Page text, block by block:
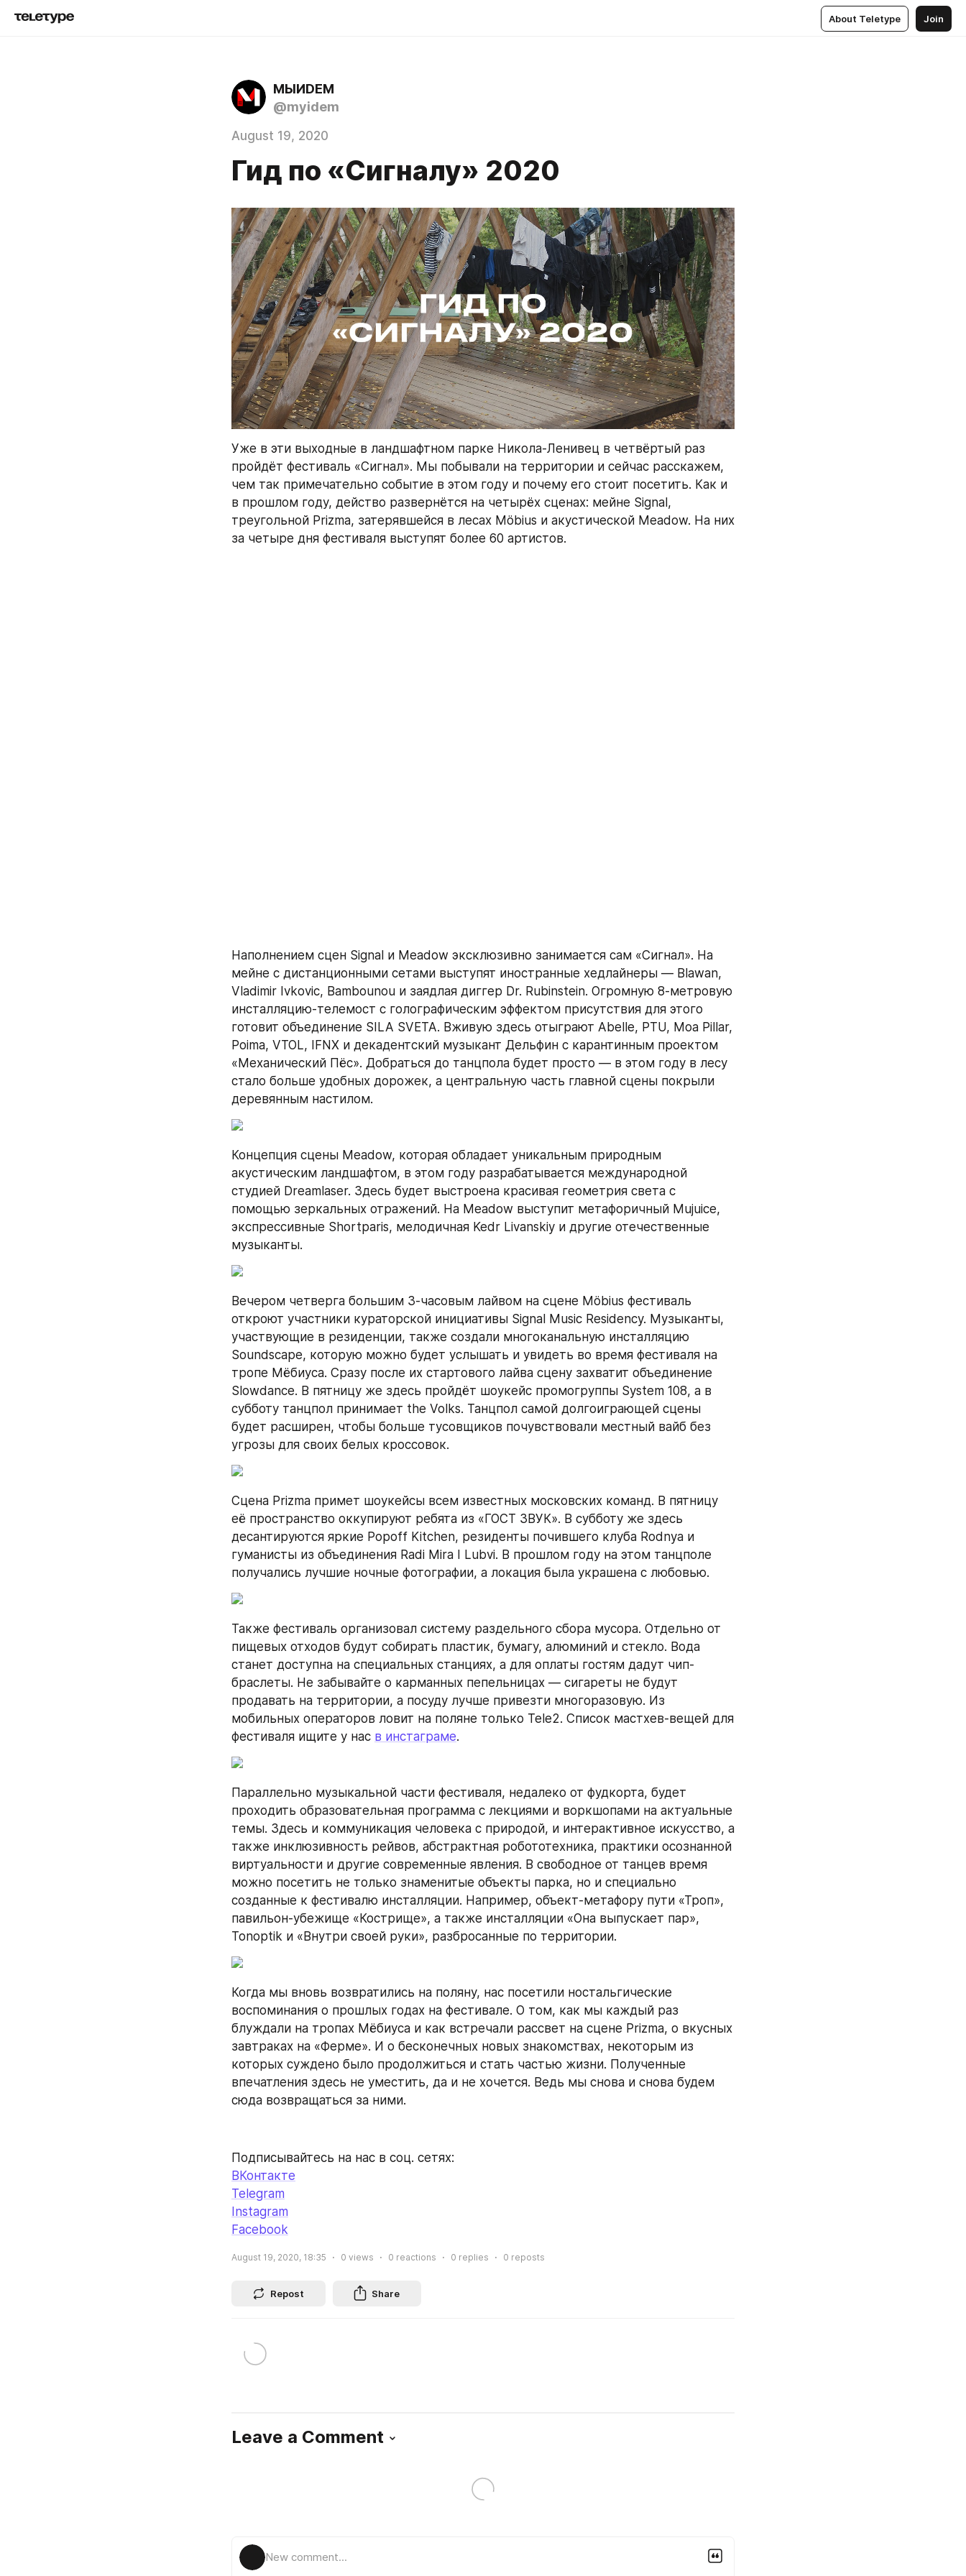
About Teletype Join
МЫИDЕМ
@myidem
August 19, 2020
Гид по «Сигналу» 2020
Уже в эти выходные в ландшафтном парке Никола-Ленивец в четвёртый раз
пройдёт фестиваль «Сигнал». Мы побывали на территории и сейчас расскажем,
чем так примечательно событие в этом году и почему его стоит посетить. Как и
в прошлом году, действо развернётся на четырёх сценах: мейне Signal,
треугольной Prizma, затерявшейся в лесах Möbius и акустической Meadow. На них
за четыре дня фестиваля выступят более 60 артистов.
Наполнением сцен Signal и Meadow эксклюзивно занимается сам «Сигнал». На
мейне с дистанционными сетами выступят иностранные хедлайнеры — Blawan,
Vladimir Ivkovic, Bambounou и заядлая диггер Dr. Rubinstein. Огромную 8-метровую
инсталляцию-телемост с голографическим эффектом присутствия для этого
готовит объединение SILA SVETA. Вживую здесь отыграют Abelle, PTU, Moa Pillar,
Poima, VTOL, IFNX и декадентский музыкант Дельфин с карантинным проектом
«Механический Пёс». Добраться до танцпола будет просто — в этом году в лесу
стало больше удобных дорожек, а центральную часть главной сцены покрыли
деревянным настилом.
Концепция сцены Meadow, которая обладает уникальным природным
акустическим ландшафтом, в этом году разрабатывается международной
студией Dreamlaser. Здесь будет выстроена красивая геометрия света с
помощью зеркальных отражений. На Meadow выступит метафоричный Mujuice,
экспрессивные Shortparis, мелодичная Kedr Livanskiy и другие отечественные
музыканты.
Вечером четверга большим 3-часовым лайвом на сцене Möbius фестиваль
откроют участники кураторской инициативы Signal Music Residency. Музыканты,
участвующие в резиденции, также создали многоканальную инсталляцию
Soundscape, которую можно будет услышать и увидеть во время фестиваля на
тропе Мёбиуса. Сразу после их стартового лайва сцену захватит объединение
Slowdance. В пятницу же здесь пройдёт шоукейс промогруппы System 108, а в
субботу танцпол принимает the Volks. Танцпол самой долгоиграющей сцены
будет расширен, чтобы больше тусовщиков почувствовали местный вайб без
угрозы для своих белых кроссовок.
Сцена Prizma примет шоукейсы всем известных московских команд. В пятницу
её пространство оккупируют ребята из «ГОСТ ЗВУК». В субботу же здесь
десантируются яркие Popoff Kitchen, резиденты почившего клуба Rodnya и
гуманисты из объединения Radi Mira I Lubvi. В прошлом году на этом танцполе
получались лучшие ночные фотографии, а локация была украшена с любовью.
Также фестиваль организовал систему раздельного сбора мусора. Отдельно от
пищевых отходов будут собирать пластик, бумагу, алюминий и стекло. Вода
станет доступна на специальных станциях, а для оплаты гостям дадут чип-
браслеты. Не забывайте о карманных пепельницах — сигареты не будут
продавать на территории, а посуду лучше привезти многоразовую. Из
мобильных операторов ловит на поляне только Tele2. Список мастхев-вещей для
фестиваля ищите у нас в инстаграме.
Параллельно музыкальной части фестиваля, недалеко от фудкорта, будет
проходить образовательная программа с лекциями и воркшопами на актуальные
темы. Здесь и коммуникация человека с природой, и интерактивное искусство, а
также инклюзивность рейвов, абстрактная робототехника, практики осознанной
виртуальности и другие современные явления. В свободное от танцев время
можно посетить не только знаменитые объекты парка, но и специально
созданные к фестивалю инсталляции. Например, объект-метафору пути «Троп»,
павильон-убежище «Кострище», а также инсталляции «Она выпускает пар»,
Tonoptik и «Внутри своей руки», разбросанные по территории.
Когда мы вновь возвратились на поляну, нас посетили ностальгические
воспоминания о прошлых годах на фестивале. О том, как мы каждый раз
блуждали на тропах Мёбиуса и как встречали рассвет на сцене Prizma, о вкусных
завтраках на «Ферме». И о бесконечных новых знакомствах, некоторым из
которых суждено было продолжиться и стать частью жизни. Полученные
впечатления здесь не уместить, да и не хочется. Ведь мы снова и снова будем
сюда возвращаться за ними.
Подписывайтесь на нас в соц. сетях:
ВКонтакте
Telegram
Instagram
Facebook
August 19, 2020, 18:35 0 views 0 reactions 0 replies 0 reposts
Repost Share
Leave a Comment